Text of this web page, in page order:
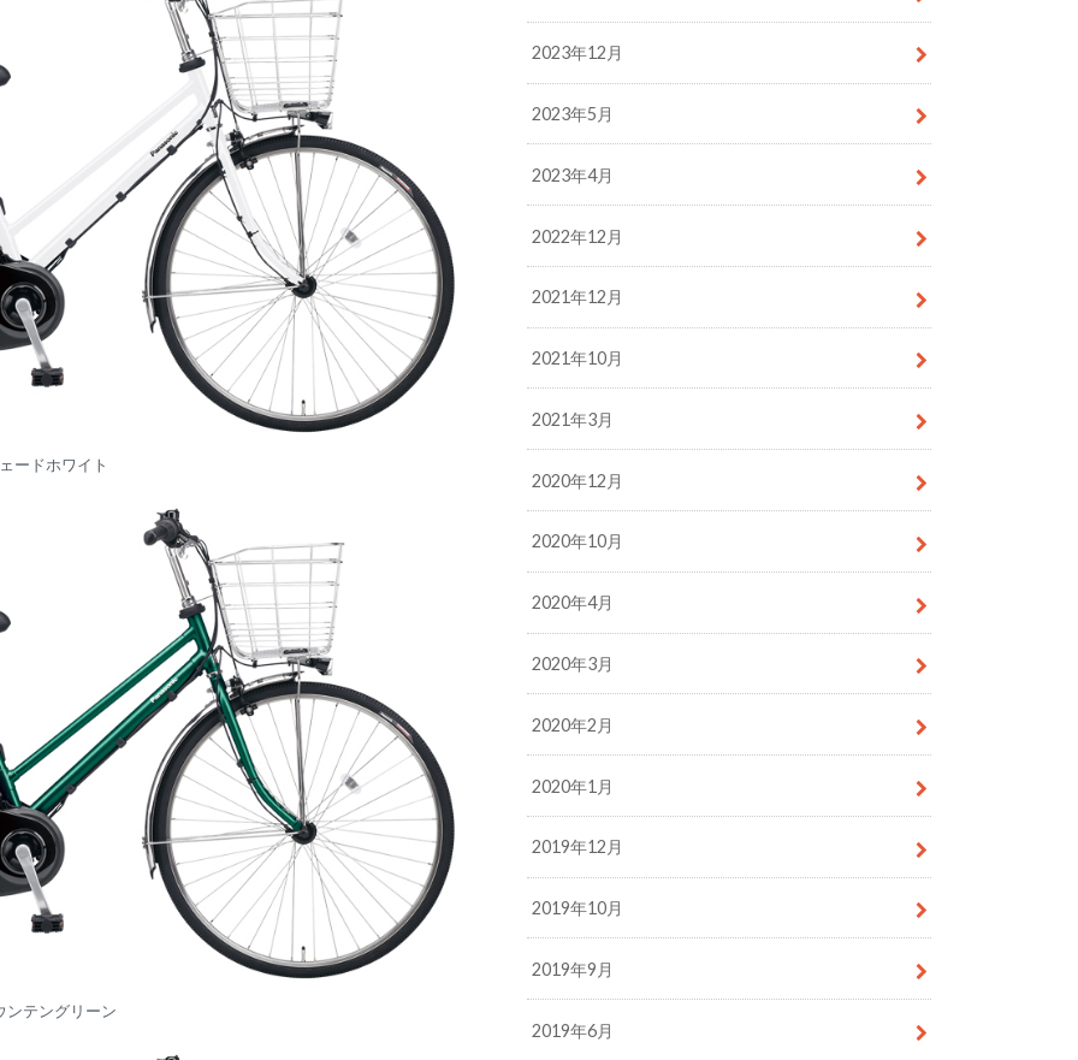
ードホワイト
ンテングリーン
2023年12月
2023年5月
2023年4月
2022年12月
2021年12月
2021年10月
2021年3月
2020年12月
2020年10月
2020年4月
2020年3月
2020年2月
2020年1月
2019年12月
2019年10月
2019年9月
2019年6月